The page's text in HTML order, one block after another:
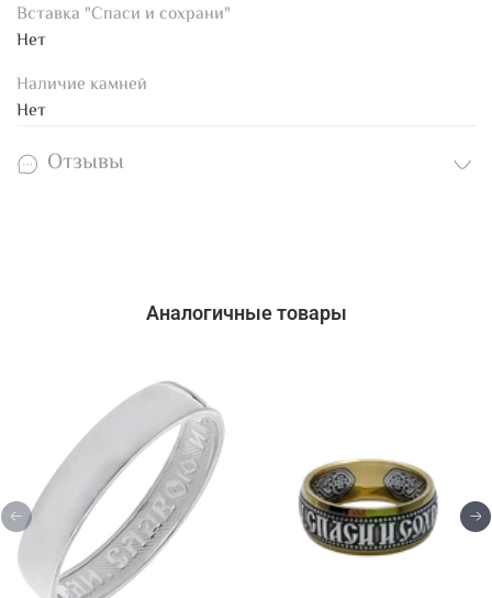
Вставка "Спаси и сохрани"
Нет
Наличие камней
Нет
Отзывы
Аналогичные товары